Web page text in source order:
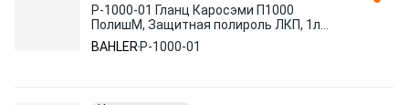
P-1000-01 Гланц Каросэми П1000
ПолишМ, Защитная полироль ЛКП, 1л
BAHLER
BAHLER P-1000-01